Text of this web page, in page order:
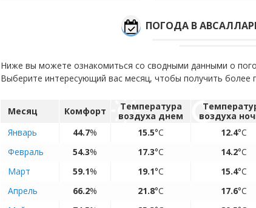
ПОГОДА В
Ниже вы можете ознакомиться со сводными данными о
Выберите интересующий вас месяц, чтобы получить
Месяц Комфорт
Температура
воздуха днем
воздуха
Январь
44.7% 15.5°C 12.4°C
Февраль
54.3% 17.3°C 14.2°C
Март
59.1% 19.1°C 15.4°C
Апрель
66.2% 21.8°C 17.6°C